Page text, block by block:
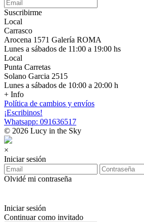
Suscribirme
Local
Carrasco
Arocena 1571 Galería ROMA
Lunes a sábados de 11:00 a 19:00 hs
Local
Punta Carretas
Solano Garcia 2515
Lunes a sábados de 10:00 a 20:00 h
+ Info
Política de cambios y envíos
¡Escribinos!
Whatsapp: 091636517
© 2026 Lucy in the Sky
×
Iniciar sesión
Olvidé mi contraseña
Iniciar sesión
Continuar como invitado